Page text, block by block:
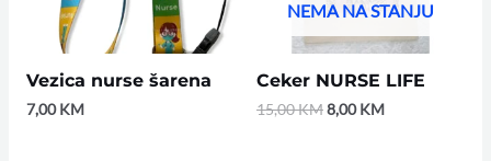
Vezica nurse šarena
7,00KM
NEMA NA STANJU
Ceker NURSE LIFE
15,00KM8,00KM